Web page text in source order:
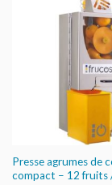
Presse agrumes de
compact – 12 fruits